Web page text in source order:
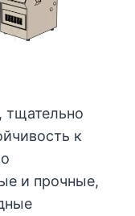
к
и прочные,